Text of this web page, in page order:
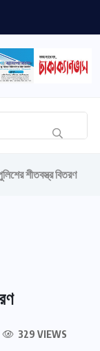
শীতবস্ত্র বিতরণ
329 VIEWS